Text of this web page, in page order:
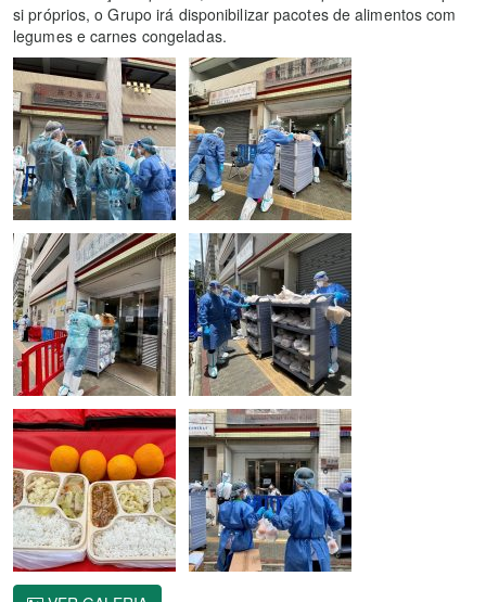
si próprios, o Grupo irá disponibilizar pacotes de alimentos com
legumes e carnes congeladas.